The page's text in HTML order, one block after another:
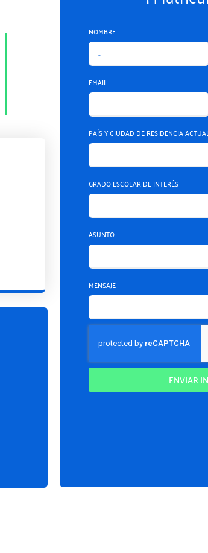
NOMBRE
EMAIL
PAÍS Y CIUDAD DE RESIDENCIA
GRADO ESCOLAR DE INTERÉS
ASUNTO
MENSAJE
ENVIAR